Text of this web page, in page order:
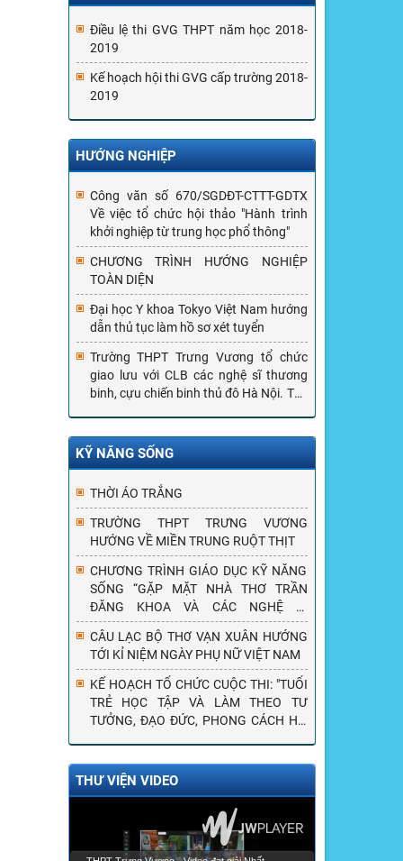
Điều lệ thi GVG THPT năm học 2018-
2019
Kế hoạch hội thi GVG cấp trường 2018-
2019
HƯỚNG NGHIỆP
Công văn số 670/SGDĐT-CTTT-GDTX
Về việc tổ chức hội thảo "Hành trình
khởi nghiệp từ trung học phổ thông"
CHƯƠNG TRÌNH HƯỚNG NGHIỆP
TOÀN DIỆN
Đại học Y khoa Tokyo Việt Nam hướng
dẫn thủ tục làm hồ sơ xét tuyển
Trường THPT Trưng Vương tổ chức
giao lưu với CLB các nghệ sĩ thương
binh, cựu chiến binh thủ đô Hà Nội. Tọa
KỸ NĂNG SỐNG
THỜI ÁO TRẮNG
TRƯỜNG THPT TRƯNG VƯƠNG
HƯỚNG VỀ MIỀN TRUNG RUỘT THỊT
CHƯƠNG TRÌNH GIÁO DỤC KỸ NĂNG
SỐNG “GẶP MẶT NHÀ THƠ TRẦN
ĐĂNG KHOA VÀ CÁC NGHỆ SĨ
THƯƠNG BINH, CỰU CHIẾN BINH THỦ
ĐÔ HÀ NỘI”
CÂU LẠC BỘ THƠ VẠN XUÂN HƯỚNG
TỚI KỈ NIỆM NGÀY PHỤ NỮ VIỆT NAM
KẾ HOẠCH TỔ CHỨC CUỘC THI: "TUỔI
TRẺ HỌC TẬP VÀ LÀM THEO TƯ
TƯỞNG, ĐẠO ĐỨC, PHONG CÁCH HỒ
THƯ VIỆN VIDEO